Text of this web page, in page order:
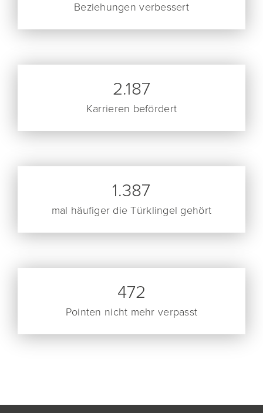
Beziehungen verbessert
2.187
Karrieren befördert
1.387
mal häufiger die Türklingel gehört
472
Pointen nicht mehr verpasst